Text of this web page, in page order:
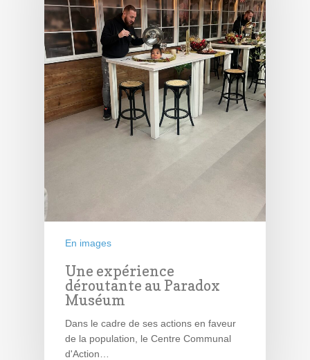
En images
Une expérience
déroutante au Paradox
Muséum
Dans le cadre de ses actions en faveur
de la population, le Centre Communal
d'Action…